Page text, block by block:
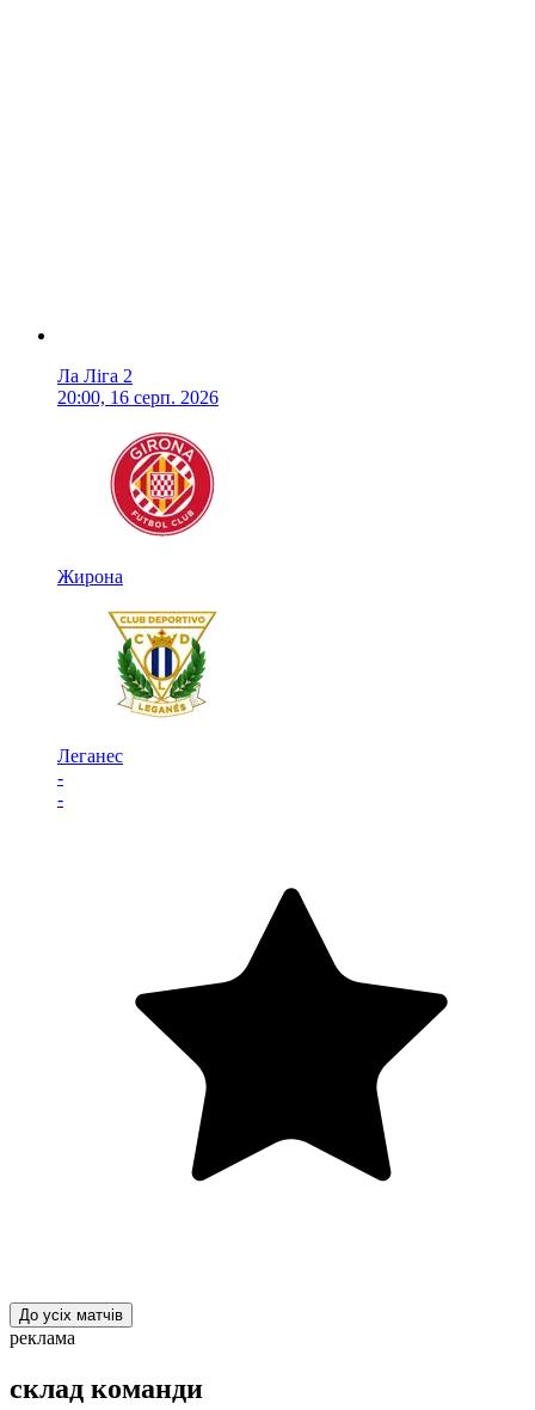
Ла Ліга 2
20:00, 16 серп. 2026
Жирона
Леганес
-
-
До усіх матчів
реклама
склад команди